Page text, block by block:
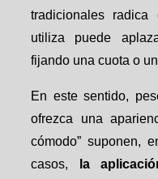
tradicionales
utiliza puede
fijando una cuota o
En este sentido,
ofrezca una
cómodo” suponen,
casos,
la